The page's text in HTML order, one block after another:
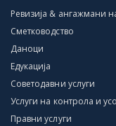
Ревизија & ангажмани
Сметководство
Даноци
Едукација
Советодавни услуги
Услуги на контрола и
Правни услуги